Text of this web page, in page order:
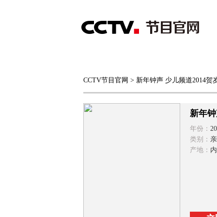
综合 新闻 财经 综艺 中文国际
CCTV节目官网 > 新年钟声 少儿频道2014贺
新年
年份：
类别：
产地：